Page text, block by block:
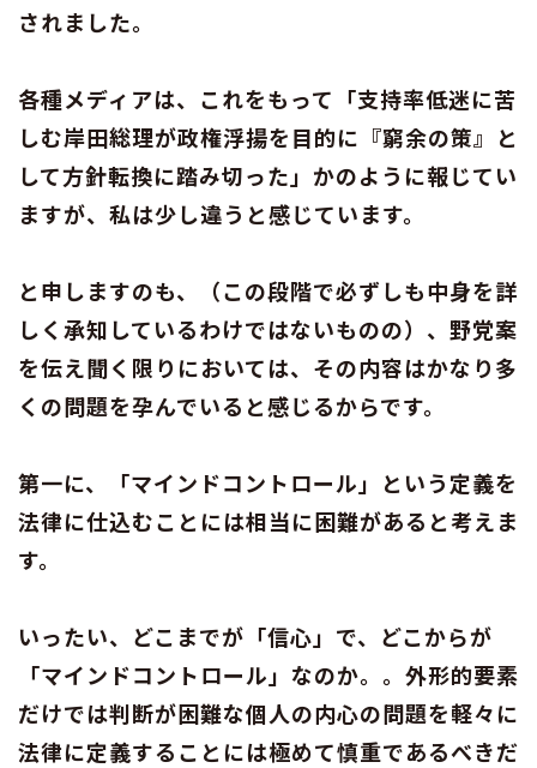
されました。
各種メディアは、これをもって「支持率低迷に苦
しむ岸田総理が政権浮揚を目的に『窮余の策』と
して方針転換に踏み切った」かのように報じてい
ますが、私は少し違うと感じています。
と申しますのも、（この段階で必ずしも中身を詳
しく承知しているわけではないものの）、野党案
を伝え聞く限りにおいては、その内容はかなり多
くの問題を孕んでいると感じるからです。
第一に、「マインドコントロール」という定義を
法律に仕込むことには相当に困難があると考えま
す。
いったい、どこまでが「信心」で、どこからが
「マインドコントロール」なのか。。外形的要素
だけでは判断が困難な個人の内心の問題を軽々に
法律に定義することには極めて慎重であるべきだ